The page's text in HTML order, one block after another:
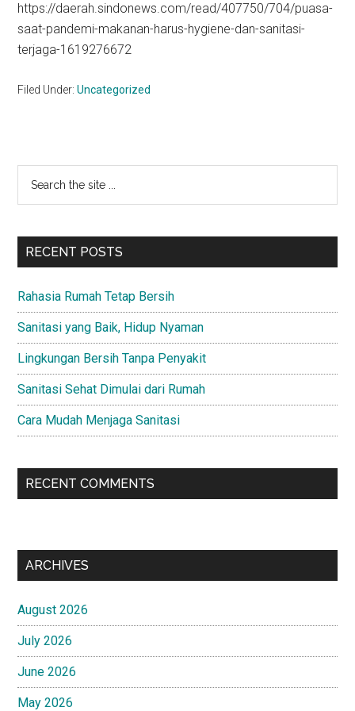
https://daerah.sindonews.com/read/407750/704/puasa-
saat-pandemi-makanan-harus-hygiene-dan-sanitasi-
terjaga-1619276672
Filed Under:Uncategorized
Primary
Sidebar
...
RECENT POSTS
Rahasia Rumah Tetap Bersih
Sanitasi yang Baik, Hidup Nyaman
Lingkungan Bersih Tanpa Penyakit
Sanitasi Sehat Dimulai dari Rumah
Cara Mudah Menjaga Sanitasi
RECENT COMMENTS
ARCHIVES
August 2026
July 2026
June 2026
May 2026